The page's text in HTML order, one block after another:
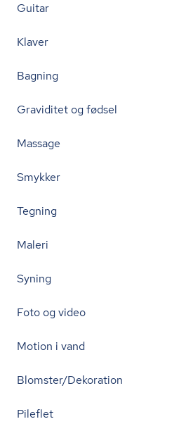
Guitar
Klaver
Bagning
Graviditet og fødsel
Massage
Smykker
Tegning
Maleri
Syning
Foto og video
Motion i vand
Blomster/Dekoration
Pileflet